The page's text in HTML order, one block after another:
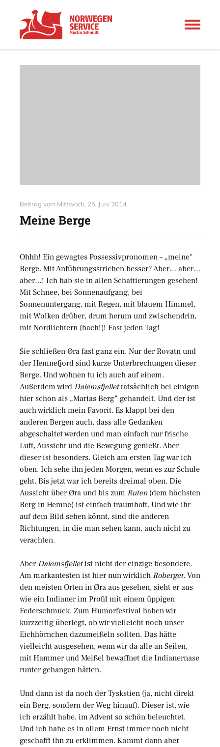
Beitrag vom Mittwoch, 25. Juni 2014
Meine Berge
Ohhh! Ein gewagtes Possessivpronomen – „meine“
Berge. Mit Anführungsstrichen besser? Aber… aber…
aber…! Ich hab sie in allen Schattierungen gesehen!
Mit Schnee, bei Sonnenaufgang, bei
Sonnenuntergang, mit Regen, mit blauem Himmel,
mit Wolken drüber, drum herum und zwischendrin,
mit Nordlichtern (hach!)! Fast jeden Tag!
Sie schließen Øra fast ganz ein. Nur der Rovatn und
der Hemnefjord sind kurze Unterbrechungen dieser
Berge. Und wohnen tu ich auch auf einem.
Außerdem wird Dalemsfjellettatsächlich bei einigen
hier schon als „Marias Berg“ gehandelt. Und der ist
auch wirklich mein Favorit. Es klappt bei den
anderen Bergen auch, dass alle Gedanken
abgeschaltet werden und man einfach nur frische
Luft, Aussicht und die Bewegung genießt. Aber
dieser ist besonders. Gleich am ersten Tag war ich
oben. Ich sehe ihn jeden Morgen, wenn es zur Schule
geht. Bis jetzt war ich bereits dreimal oben. Die
Aussicht über Øra und bis zum Ruten(dem höchsten
Berg in Hemne) ist einfach traumhaft. Und wie ihr
auf dem Bild sehen könnt, sind die anderen
Richtungen, in die man sehen kann, auch nicht zu
verachten.
Aber Dalemsfjelletist nicht der einzige besondere.
Am markantesten ist hier nun wirklich Roberget. Von
den meisten Orten in Øra aus gesehen, sieht er aus
wie ein Indianer im Profil mit einem üppigen
Federschmuck. Zum Humorfestival haben wir
kurzzeitig überlegt, ob wir vielleicht noch unser
Eichhörnchen dazumeißeln sollten. Das hätte
vielleicht ausgesehen, wenn wir da alle an Seilen,
mit Hammer und Meißel bewaffnet die Indianernase
runter gehangen hätten.
Und dann ist da noch der Tyskstien (ja, nicht direkt
ein Berg, sondern der Weg hinauf). Dieser ist, wie
ich erzählt habe, im Advent so schön beleuchtet.
Und ich habe es in allem Ernst immer noch nicht
geschafft ihn zu erklimmen. Kommt dann aber